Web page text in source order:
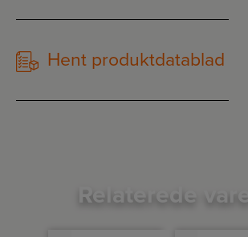
Hent produktdatablad
Relaterede varer